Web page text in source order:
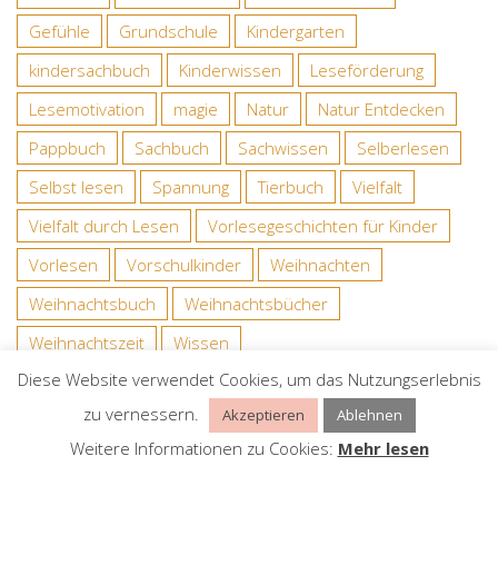
Gefühle
Grundschule
Kindergarten
kindersachbuch
Kinderwissen
Leseförderung
Lesemotivation
magie Natur
Natur Entdecken
Pappbuch
Sachbuch Sachwissen
Selberlesen
Selbst lesen
Spannung Tierbuch
Vielfalt
Vielfalt durch Lesen
Vorlesegeschichten für Kinder
Vorlesen
Vorschulkinder
Weihnachten
Weihnachtsbuch
Weihnachtsbücher
Weihnachtszeit
Wissen
BELIEBTE BEITRÄGE
Große Frühlingsverlosung zusammen mit
Diese Website verwendet Cookies, um das Nutzungserlebnis
zu vernessern.
Akzeptieren Ablehnen
Weitere Informationen zu Cookies: Mehr lesen